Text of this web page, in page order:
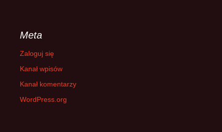
Meta
Zaloguj się
Kanał wpisów
Kanał komentarzy
WordPress.org